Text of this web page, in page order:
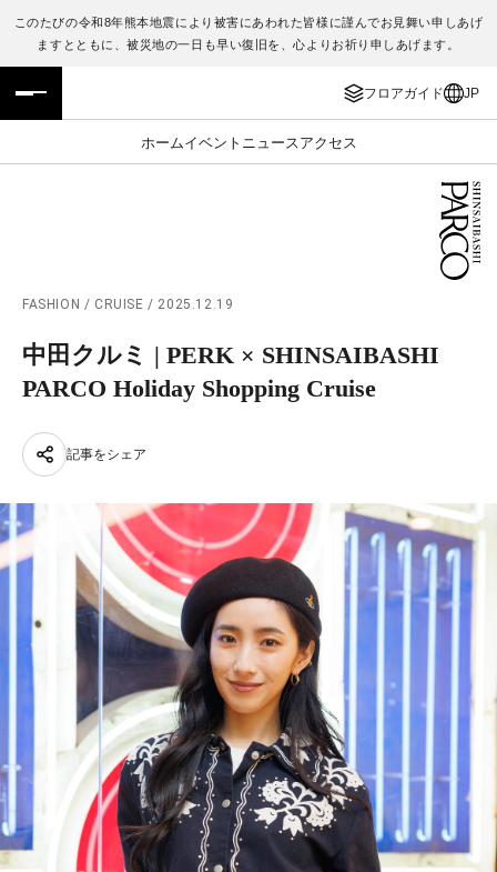
このたびの令和8年熊本地震により被害にあわれた皆様に謹んでお見舞い申しあげ
ますとともに、被災地の一日も早い復旧を、心よりお祈り申しあげます。
フロアガイド JP
ホームイベント ニュース アクセス
フロアガイド
施設案内・アクセス
JP
ENGLISH
繁体字
FASHION / CRUISE / 2025.12.19
中田クルミ | PERK × SHINSAIBASHI
PARCO Holiday Shopping Cruise
記事をシェア